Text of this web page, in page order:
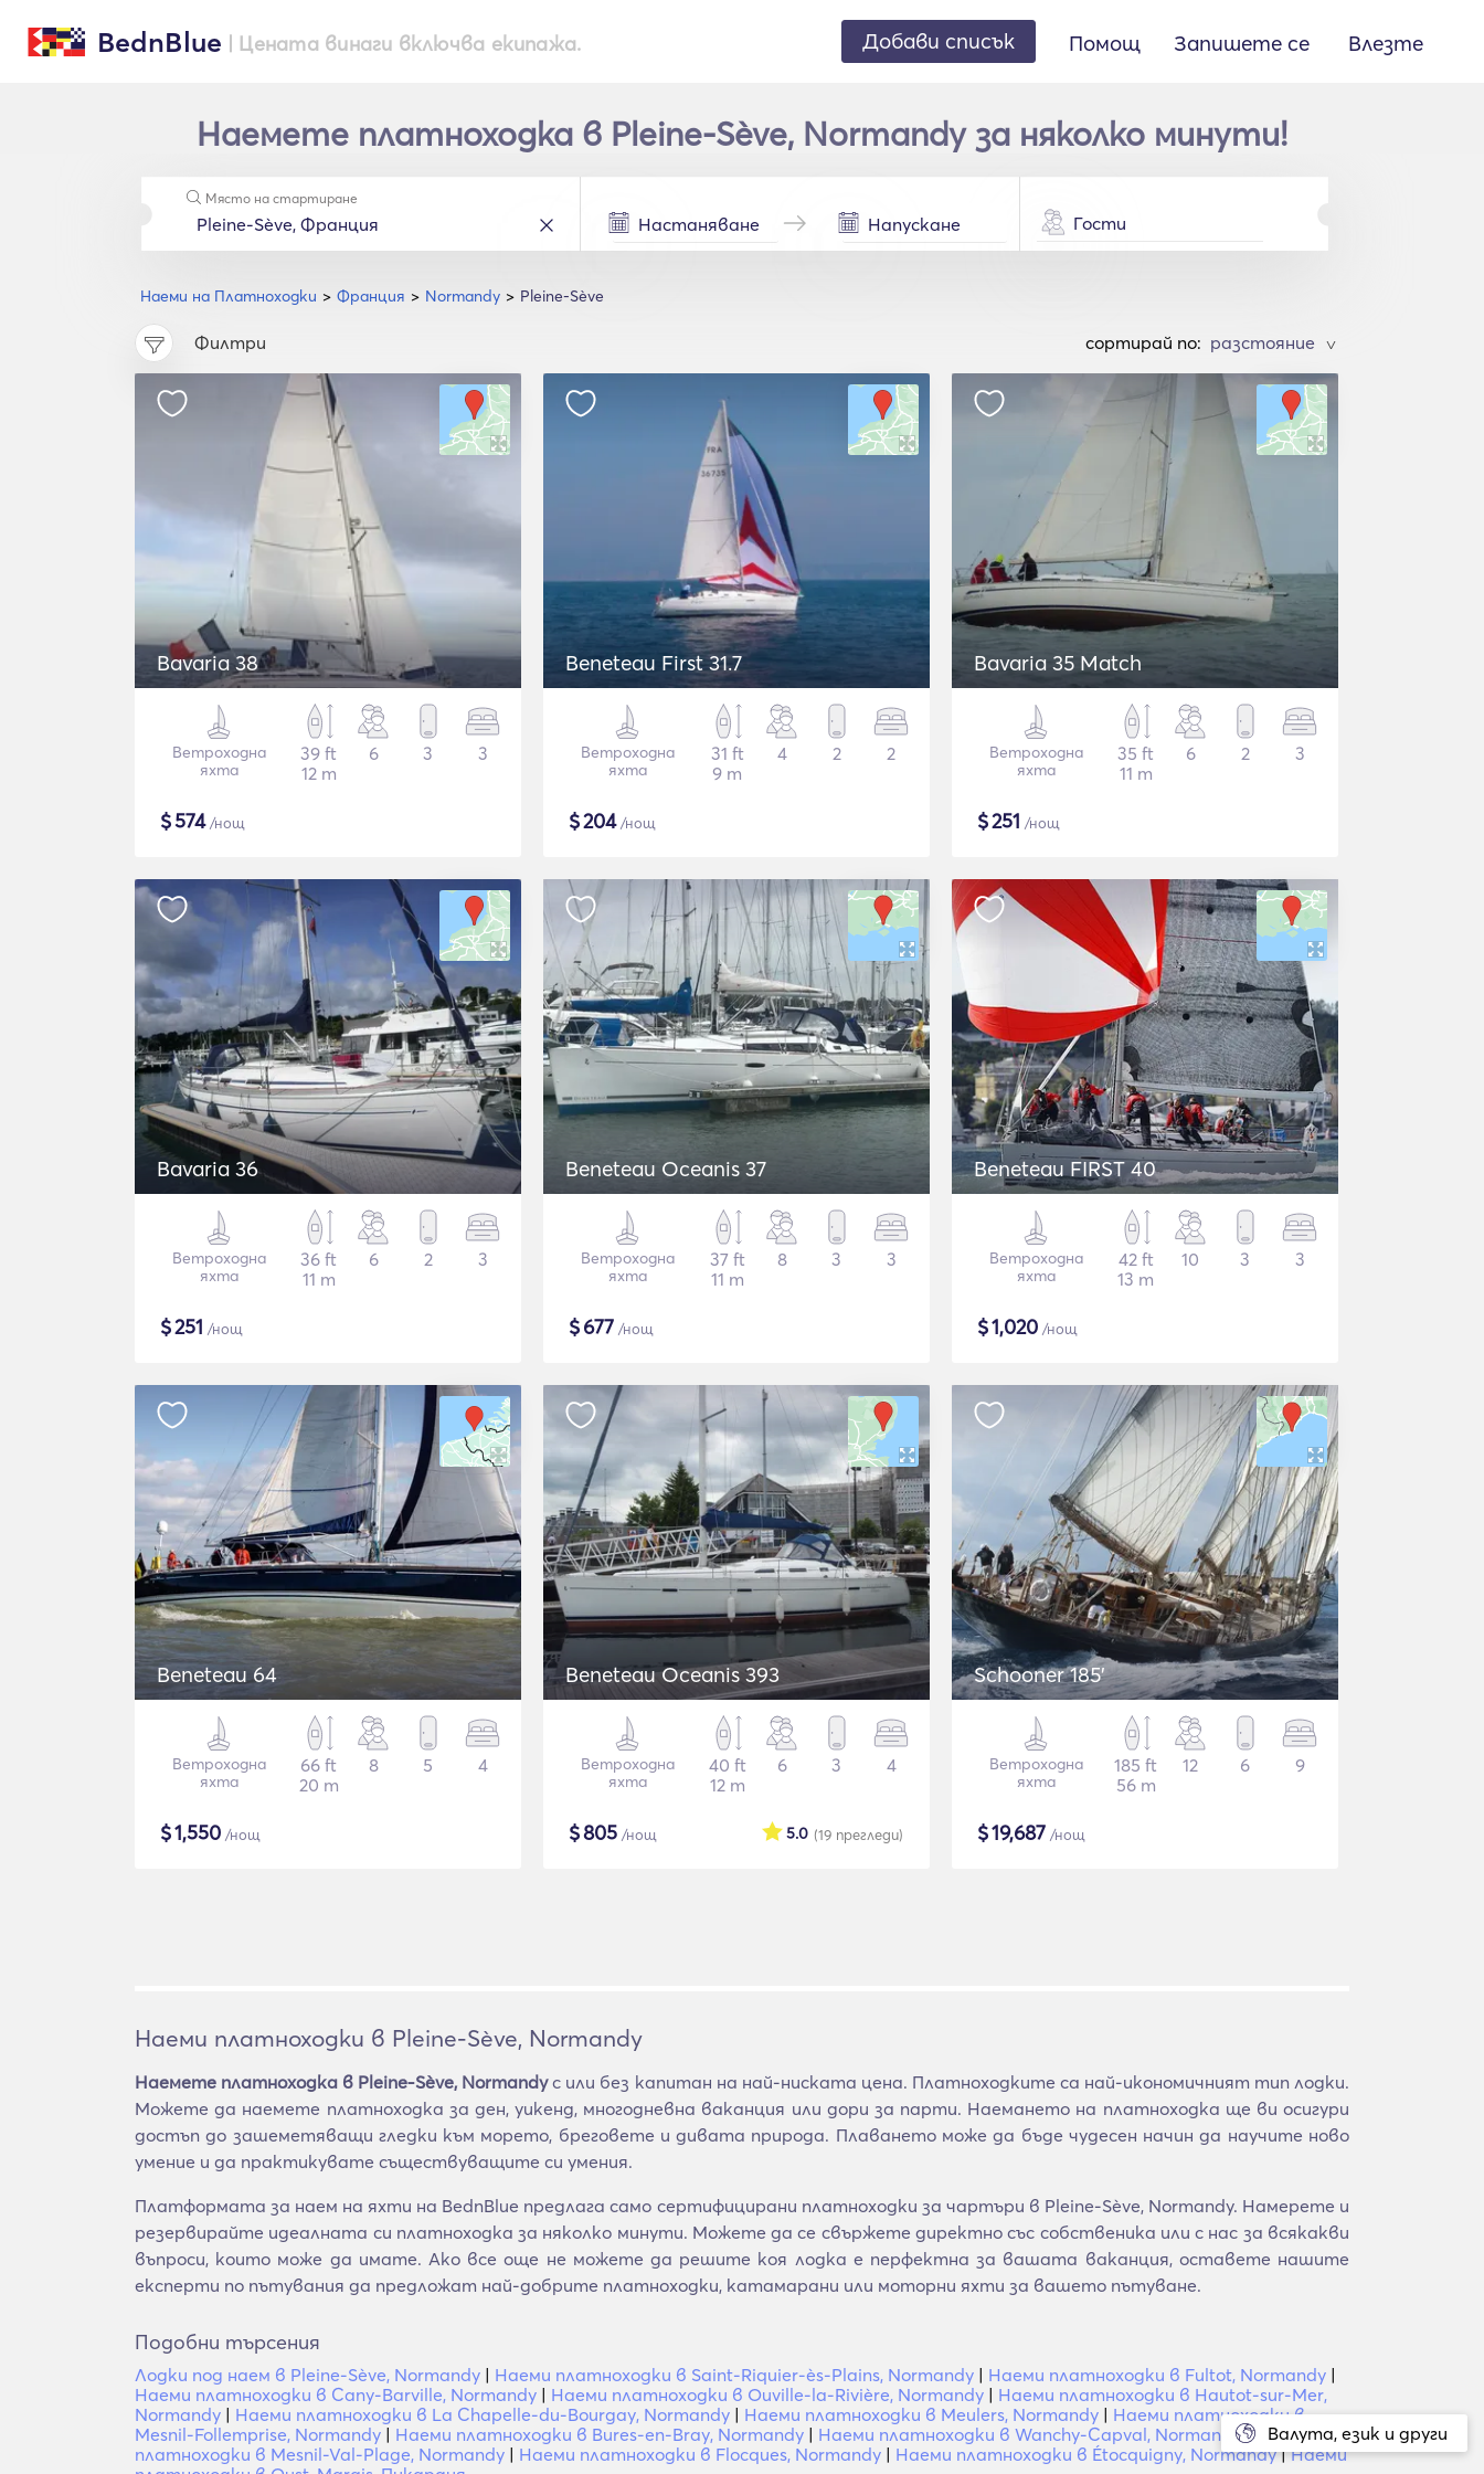
BednBlue | Цената винаги включва екипажа. Добави списък Помощ Запишете се Влезте
Наемете платноходка в Pleine-Sève, Normandy за няколко минути!
Наеми на Платноходки Франция Normandy Pleine-Sève
Място на стартиране
Гости
Филтри cортирай по: >
Bavaria 38
Ветроходна
яхта
39 ft
12 m
6 3 3
$574/нощ
Beneteau First 31.7
Ветроходна
яхта
31 ft
9 m
4 2 2
$204/нощ
Bavaria 35 Match
Ветроходна
яхта
35 ft
11 m
6 2 3
$251 /нощ
Bavaria 36
Ветроходна
яхта
36 ft
11 m
6 2 3
$251 /нощ
Beneteau Oceanis 37
Ветроходна
яхта
37 ft
11 m
8 3 3
$677 /нощ
Beneteau FIRST 40
Ветроходна
яхта
42 ft
13 m
10 3 3
$1,020 /нощ
Beneteau 64
Ветроходна
яхта
66 ft
20 m
8 5 4
$1,550 /нощ
Beneteau Oceanis 393
Ветроходна
яхта
40 ft
12 m
6 3 4
$805 /нощ (19 прегледи)
5.0
Schooner 185'
Ветроходна
яхта
185 ft
56 m
12 6 9
$19,687 /нощ
Валута, език и други
Наеми платноходки в Pleine-Sève, Normandy
Наемете платноходка в Pleine-Sève, Normandyс или без капитан на най-ниската цена. Платноходките са най-икономичният тип лодки.
Можете да наемете платноходка за ден, уикенд, многодневна ваканция или дори за парти. Наемането на платноходка ще ви осигури
достъп до зашеметяващи гледки към морето, бреговете и дивата природа. Плаването може да бъде чудесен начин да научите ново
умение и да практикувате съществуващите си умения.
Платформата за наем на яхти на BednBlue предлага само сертифицирани платноходки за чартъри в Pleine-Sève, Normandy. Намерете и
резервирайте идеалната си платноходка за няколко минути. Можете да се свържете директно със собственика или с нас за всякакви
въпроси, които може да имате. Ако все още не можете да решите коя лодка е перфектна за вашата ваканция, оставете нашите
експерти по пътувания да предложат най-добрите платноходки, катамарани или моторни яхти за вашето пътуване.
Подобни търсения
Лодки под наем в Pleine-Sève, Normandy | Наеми платноходки в Saint-Riquier-ès-Plains, Normandy | Наеми платноходки в Fultot, Normandy |
Наеми платноходки в Cany-Barville, Normandy | Наеми платноходки в Ouville-la-Rivière, Normandy | Наеми платноходки в Hautot-sur-Mer,
Normandy | Наеми платноходки в La Chapelle-du-Bourgay, Normandy | Наеми платноходки в Meulers, Normandy | Наеми платноходки в
Mesnil-Follemprise, Normandy | Наеми платноходки в Bures-en-Bray, Normandy | Наеми платноходки в Wanchy-Capval, Normandy| Наеми
платноходки в Mesnil-Val-Plage, Normandy | Наеми платноходки в Flocques, Normandy | Наеми платноходки в Étocquigny, Normandy|Наеми